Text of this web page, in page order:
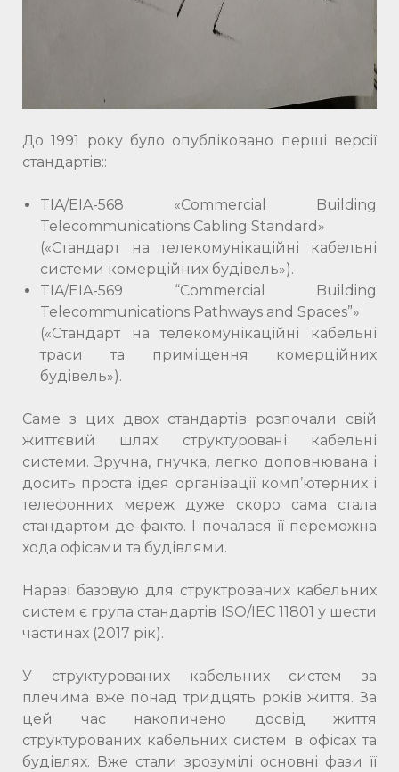
До 1991 року було опубліковано перші версії
стандартів::
TIA/EIA-568 «Commercial Building
Telecommunications Cabling Standard»
(«Стандарт на телекомунікаційні кабельні
системи комерційних будівель»).
TIA/EIA-569 “Commercial Building
Telecommunications Pathways and Spaces”»
(«Стандарт на телекомунікаційні кабельні
траси та приміщення комерційних
будівель»).
Саме з цих двох стандартів розпочали свій
життєвий шлях структуровані кабельні
системи. Зручна, гнучка, легко доповнювана і
досить проста ідея організації комп’ютерних і
телефонних мереж дуже скоро сама стала
стандартом де-факто. І почалася її переможна
хода офісами та будівлями.
Наразі базовую для структрованих кабельних
систем є група стандартів ISO/IEC 11801 у шести
частинах (2017 рік).
У структурованих кабельних систем за
плечима вже понад тридцять років життя. За
цей час накопичено досвід життя
структурованих кабельних систем в офісах та
будівлях. Вже стали зрозумілі основні фази її